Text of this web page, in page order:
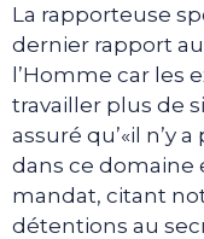
La rapporteuse
dernier rapport
l’Homme car les
travailler plus de
assuré qu’«il n’y
dans ce domaine
mandat, citant
détentions au